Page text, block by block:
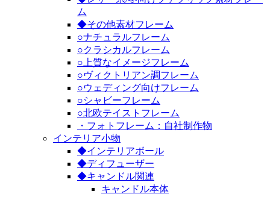
ム
◆その他素材フレーム
○ナチュラルフレーム
○クラシカルフレーム
○上質なイメージフレーム
○ヴィクトリアン調フレーム
○ウェディング向けフレーム
○シャビーフレーム
○北欧テイストフレーム
・フォトフレーム：自社制作物
インテリア小物
◆インテリアボール
◆ディフューザー
◆キャンドル関連
キャンドル本体